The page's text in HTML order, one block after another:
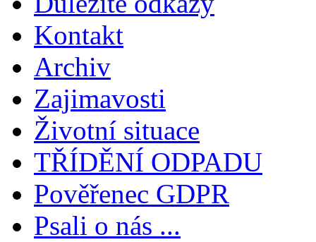
Kontakt
Archiv
Zajimavosti
Životní situace
TŘÍDĚNÍ ODPADU
Pověřenec GDPR
Psali o nás ...